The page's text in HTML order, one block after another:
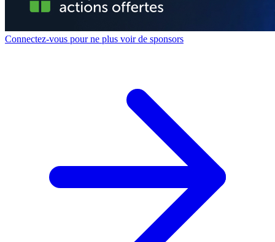
Connectez-vous pour ne plus voir de sponsors